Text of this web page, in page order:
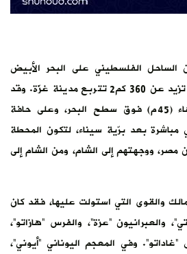
الفلسطيني على البحر الأبيض
المتوسط، وعلى مساحة لا تزيد عن 360 كم2 تتربع مدينة غزّة. وقد
بُنيت على تلٍ يرتفع زهاء (45م) فوق سطح البحر، وعلى حافة
مباشرة بعد برّية سيناء، لتكون المحطة
مصر، ووجهتهم إلى الشام، ومن الشام إلى
والقوى التي استولت عليها، فقد كان
والعبرانيون “عزة”، والفرس “هازاتو”،
وفي المعجم اليوناني “أيوني”،